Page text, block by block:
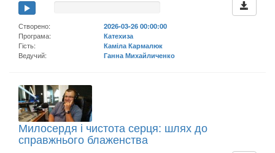
Створено:
2026-03-26 00:00:00
Програма:
Катехиза
Гість:
Каміла Кармалюк
Ведучий:
Ганна Михайличенко
Милосердя і чистота серця: шлях до
справжнього блаженства